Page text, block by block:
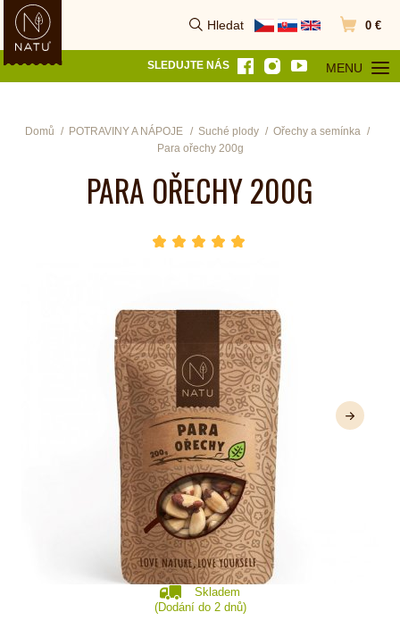
Hledat
Vyhledat Přejít do
0 €
SLEDUJTE NÁS MENU
OTEVŘÍT
Domů POTRAVINY A NÁPOJE Suché plody
Ořechy a semínka
Para ořechy 200g
PARA OŘECHY 200G
hvězda 1
hvězda 2
hvězda 3hvězda 4
Další
Skladem
(Dodání do 2 dnů)